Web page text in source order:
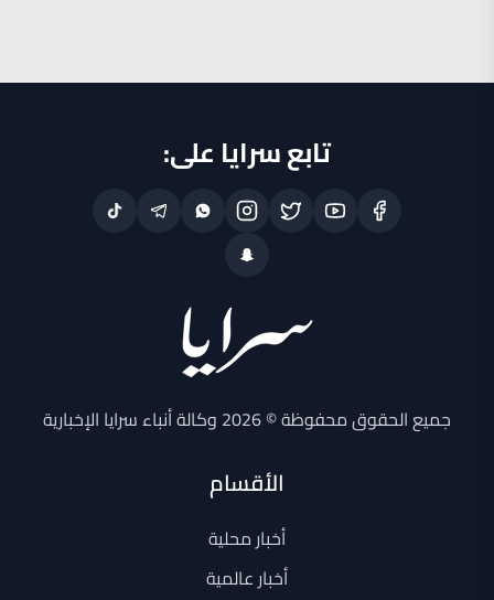
تابع سرايا على:
جميع الحقوق محفوظة © 2026 وكالة أنباء سرايا الإخبارية
الأقسام
أخبار محلية
أخبار عالمية